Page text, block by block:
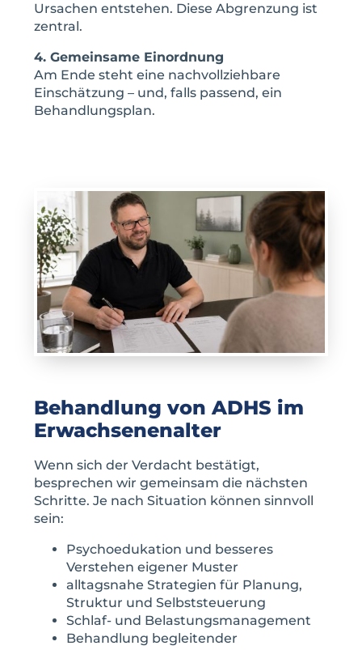
Ursachen entstehen. Diese Abgrenzung ist
zentral.
4. Gemeinsame Einordnung
Am Ende steht eine nachvollziehbare
Einschätzung – und, falls passend, ein
Behandlungsplan.
Behandlung von ADHS im
Erwachsenenalter
Wenn sich der Verdacht bestätigt,
besprechen wir gemeinsam die nächsten
Schritte. Je nach Situation können sinnvoll
sein:
Psychoedukation und besseres
Verstehen eigener Muster
alltagsnahe Strategien für Planung,
Struktur und Selbststeuerung
Schlaf- und Belastungsmanagement
Behandlung begleitender